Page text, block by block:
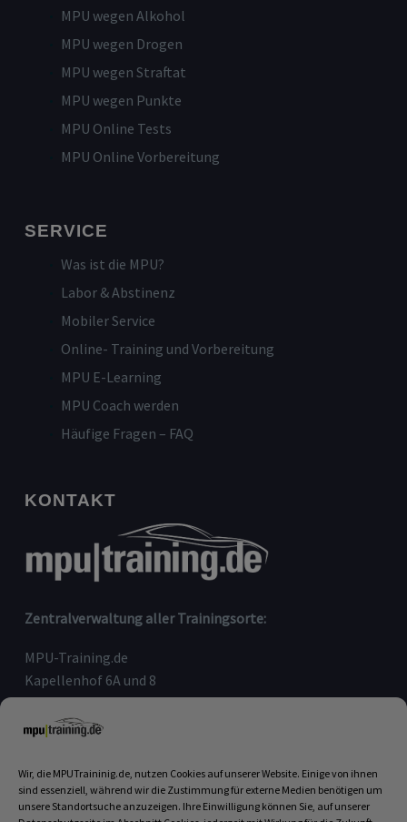
Wir, die MPUTraininig.de, nutzen Cookies auf unserer Website. Einige von ihnen
sind essenziell, während wir die Zustimmung für externe Medien benötigen um
unsere Standortsuche anzuzeigen. Ihre Einwilligung können Sie, auf unserer
MPU wegen Alkohol
MPU wegen Drogen
MPU wegen Straftat
MPU wegen Punkte
MPU Online Tests
MPU Online Vorbereitung
SERVICE
Was ist die MPU?
Labor & Abstinenz
Mobiler Service
Online- Training und Vorbereitung
MPU E-Learning
MPU Coach werden
Häufige Fragen – FAQ
KONTAKT
Zentralverwaltung aller Trainingsorte:
MPU-Training.de
Kapellenhof 6A und 8
91207 Lauf an der Pegnitz
Telefon:
09123-80 97 090